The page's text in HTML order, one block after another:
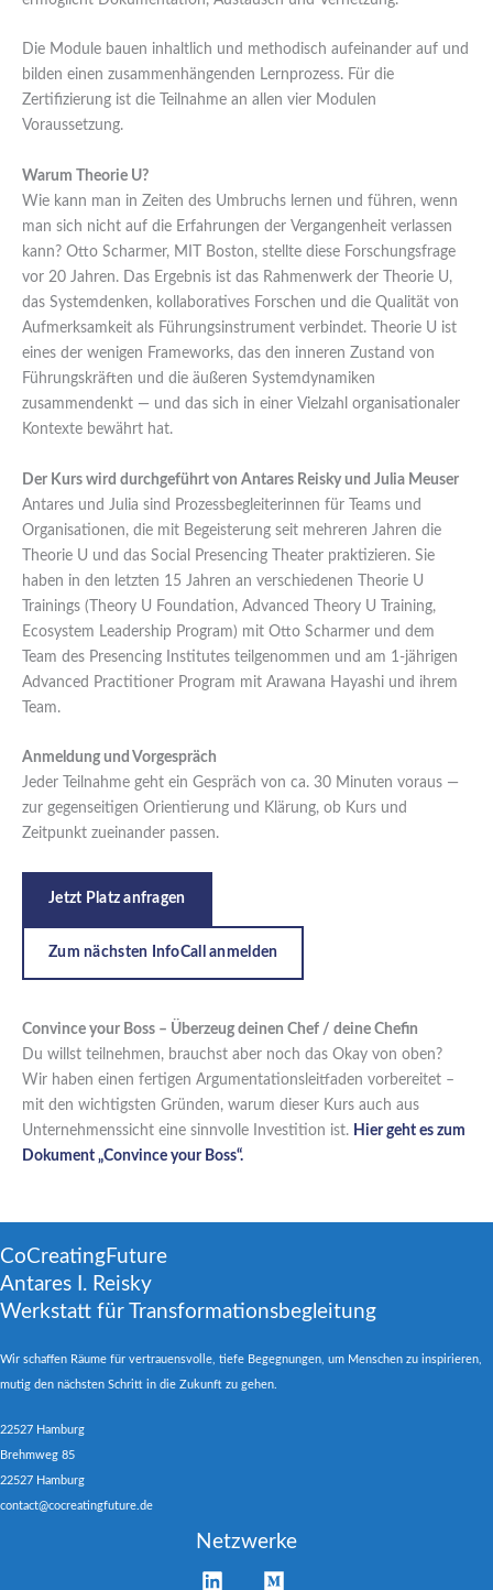
Die Module bauen inhaltlich und methodisch aufeinander auf und
bilden einen zusammenhängenden Lernprozess. Für die
Zertifizierung ist die Teilnahme an allen vier Modulen
Voraussetzung.
Warum Theorie U?
Wie kann man in Zeiten des Umbruchs lernen und führen, wenn
man sich nicht auf die Erfahrungen der Vergangenheit verlassen
kann? Otto Scharmer, MIT Boston, stellte diese Forschungsfrage
vor 20 Jahren. Das Ergebnis ist das Rahmenwerk der Theorie U,
das Systemdenken, kollaboratives Forschen und die Qualität von
Aufmerksamkeit als Führungsinstrument verbindet. Theorie U ist
eines der wenigen Frameworks, das den inneren Zustand von
Führungskräften und die äußeren Systemdynamiken
zusammendenkt — und das sich in einer Vielzahl organisationaler
Kontexte bewährt hat.
Der Kurs wird durchgeführt von Antares Reisky und Julia Meuser
Antares und Julia sind Prozessbegleiterinnen für Teams und
Organisationen, die mit Begeisterung seit mehreren Jahren die
Theorie U und das Social Presencing Theater praktizieren. Sie
haben in den letzten 15 Jahren an verschiedenen Theorie U
Trainings (Theory U Foundation, Advanced Theory U Training,
Ecosystem Leadership Program) mit Otto Scharmer und dem
Team des Presencing Institutes teilgenommen und am 1-jährigen
Advanced Practitioner Program mit Arawana Hayashi und ihrem
Team.
Anmeldung und Vorgespräch
Jeder Teilnahme geht ein Gespräch von ca. 30 Minuten voraus —
zur gegenseitigen Orientierung und Klärung, ob Kurs und
Zeitpunkt zueinander passen.
Jetzt Platz anfragen
Zum nächsten InfoCall anmelden
Convince your Boss – Überzeug deinen Chef / deine Chefin
Du willst teilnehmen, brauchst aber noch das Okay von oben?
Wir haben einen fertigen Argumentationsleitfaden vorbereitet –
mit den wichtigsten Gründen, warum dieser Kurs auch aus
Unternehmenssicht eine sinnvolle Investition ist. Hier geht es zum
Dokument „Convince your Boss“.
CoCreatingFuture
Antares I. Reisky
Werkstatt für Transformationsbegleitung
Wir schaffen Räume für vertrauensvolle, tiefe Begegnungen, um Menschen zu inspirieren,
mutig den nächsten Schritt in die Zukunft zu gehen.
22527 Hamburg
Brehmweg 85
22527 Hamburg
contact@cocreatingfuture.de
Netzwerke